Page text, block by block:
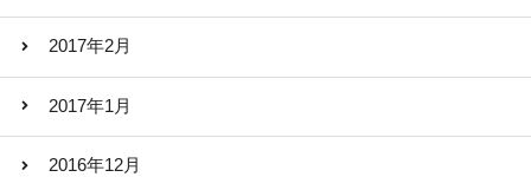
2017年2月
2017年1月
2016年12月